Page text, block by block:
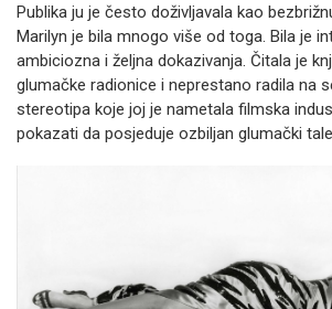
Publika ju je često doživljavala kao
Marilyn je bila mnogo više od toga. Bila je
ambiciozna i željna dokazivanja. Čitala je
glumačke radionice i neprestano radila na
stereotipa koje joj je nametala filmska
pokazati da posjeduje ozbiljan glumački